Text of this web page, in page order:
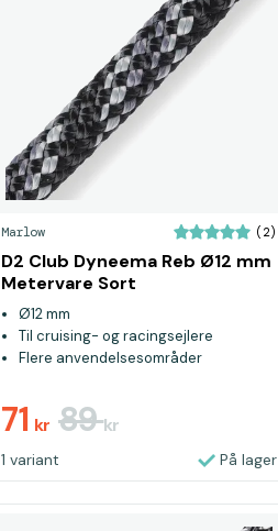
Marlow (2)
D2 Club Dyneema Reb Ø12 mm
Metervare Sort
Ø12 mm
Til cruising- og racingsejlere
Flere anvendelsesområder
71 kr 89kr
1 variant På lager